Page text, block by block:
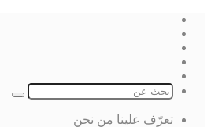
بحث
تعرّف علينا من نحن